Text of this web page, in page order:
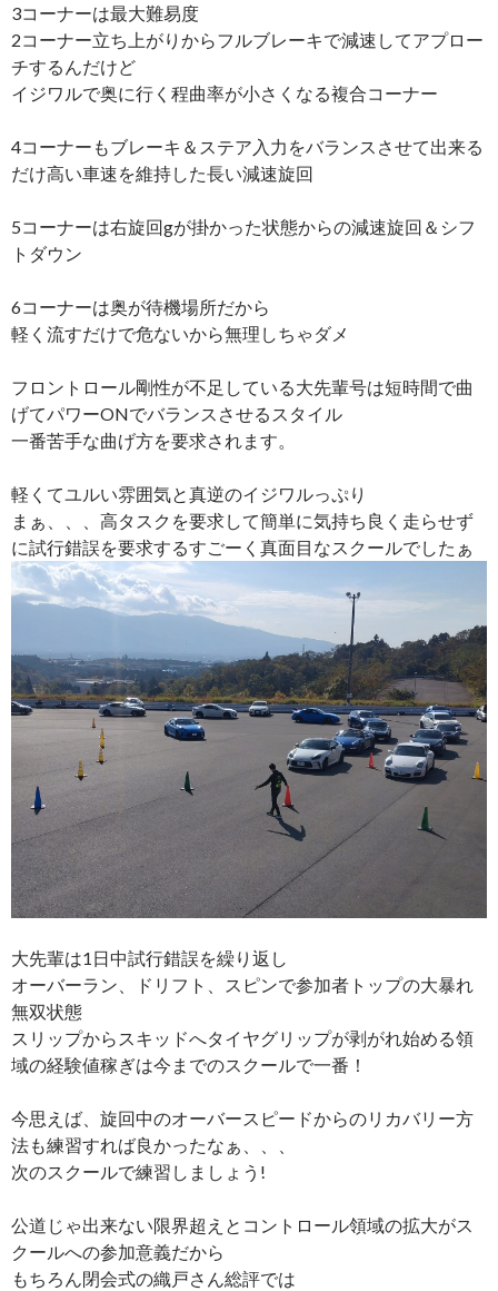
3コーナーは最大難易度
2コーナー立ち上がりからフルブレーキで減速してアプロー
チするんだけど
イジワルで奥に行く程曲率が小さくなる複合コーナー
4コーナーもブレーキ＆ステア入力をバランスさせて出来る
だけ高い車速を維持した長い減速旋回
5コーナーは右旋回gが掛かった状態からの減速旋回＆シフ
トダウン
6コーナーは奥が待機場所だから
軽く流すだけで危ないから無理しちゃダメ
フロントロール剛性が不足している大先輩号は短時間で曲
げてパワーONでバランスさせるスタイル
一番苦手な曲げ方を要求されます。
軽くてユルい雰囲気と真逆のイジワルっぷり
まぁ、、、高タスクを要求して簡単に気持ち良く走らせず
に試行錯誤を要求するすごーく真面目なスクールでしたぁ
大先輩は1日中試行錯誤を繰り返し
オーバーラン、ドリフト、スピンで参加者トップの大暴れ
無双状態
スリップからスキッドへタイヤグリップが剥がれ始める領
域の経験値稼ぎは今までのスクールで一番！
今思えば、旋回中のオーバースピードからのリカバリー方
法も練習すれば良かったなぁ、、、
次のスクールで練習しましょう!
公道じゃ出来ない限界超えとコントロール領域の拡大がス
クールへの参加意義だから
もちろん閉会式の織戸さん総評では